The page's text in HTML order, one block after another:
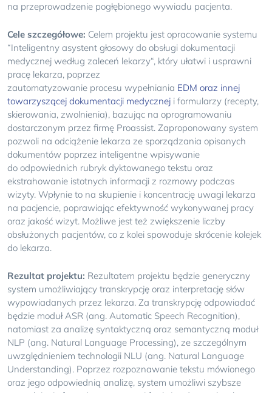
na przeprowadzenie pogłębionego wywiadu pacjenta.
Cele szczegółowe: Celem projektu jest opracowanie systemu
“Inteligentny asystent głosowy do obsługi dokumentacji
medycznej według zaleceń lekarzy“, który ułatwi i usprawni
pracę lekarza, poprzez
zautomatyzowanie procesu wypełniania EDM oraz innej
towarzyszącej dokumentacji medycznej i formularzy (recepty,
skierowania, zwolnienia), bazując na oprogramowaniu
dostarczonym przez firmę Proassist. Zaproponowany system
pozwoli na odciążenie lekarza ze sporządzania opisanych
dokumentów poprzez inteligentne wpisywanie
do odpowiednich rubryk dyktowanego tekstu oraz
ekstrahowanie istotnych informacji z rozmowy podczas
wizyty. Wpłynie to na skupienie i koncentrację uwagi lekarza
na pacjencie, poprawiając efektywność wykonywanej pracy
oraz jakość wizyt. Możliwe jest też zwiększenie liczby
obsłużonych pacjentów, co z kolei spowoduje skrócenie kolejek
do lekarza.
Rezultat projektu: Rezultatem projektu będzie generyczny
system umożliwiający transkrypcję oraz interpretację słów
wypowiadanych przez lekarza. Za transkrypcję odpowiadać
będzie moduł ASR (ang. Automatic Speech Recognition),
natomiast za analizę syntaktyczną oraz semantyczną moduł
NLP (ang. Natural Language Processing), ze szczególnym
uwzględnieniem technologii NLU (ang. Natural Language
Understanding). Poprzez rozpoznawanie tekstu mówionego
oraz jego odpowiednią analizę, system umożliwi szybsze